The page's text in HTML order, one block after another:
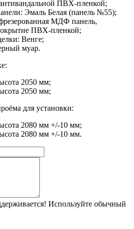
ПВХ-пленкой;
Эмаль Белая (панель №55);
МДФ панель,
ПВХ-пленкой;
Венге;
муар.
2050 мм;
2050 мм;
для установки:
2080 мм +/-10 мм;
2080 мм +/-10 мм.
Используйте обычный